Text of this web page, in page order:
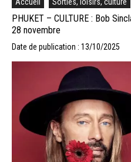
PHUKET – CULTURE : Bob
28 novembre
Date de publication : 13/10/2025